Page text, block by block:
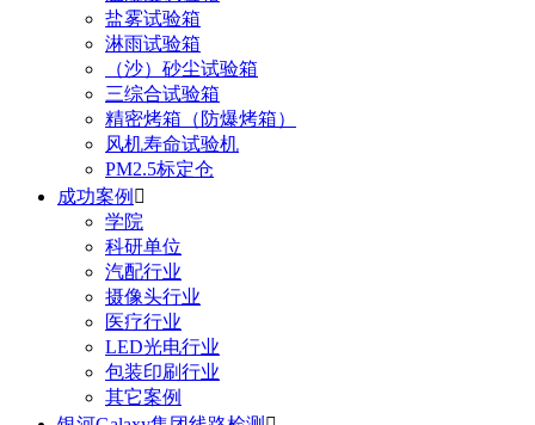
盐雾试验箱
淋雨试验箱
（沙）砂尘试验箱
三综合试验箱
精密烤箱（防爆烤箱）
风机寿命试验机
PM2.5标定仓
成功案例 
学院
科研单位
汽配行业
摄像头行业
医疗行业
LED光电行业
包装印刷行业
其它案例